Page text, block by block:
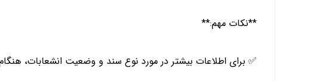
**نکات مهم:**
✅ برای اطلاعات بیشتر در مورد نوع سند و وضعیت انشعابات،